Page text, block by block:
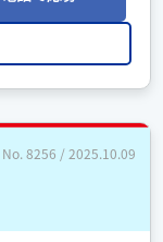
No. 8256 / 2025.10.09